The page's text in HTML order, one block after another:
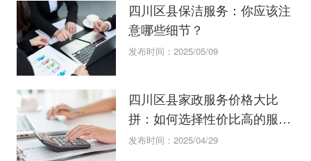
四川区县保洁服务：你应该注
意哪些细节？
发布时间：2025/05/09
四川区县家政服务价格大比
拼：如何选择性价比高的服
务？
发布时间：2025/04/29